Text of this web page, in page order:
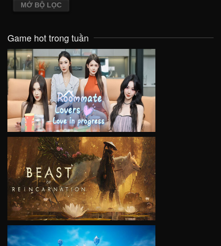
MỞ BỘ LỌC
Game hot trong tuần
VIEW
VIEW